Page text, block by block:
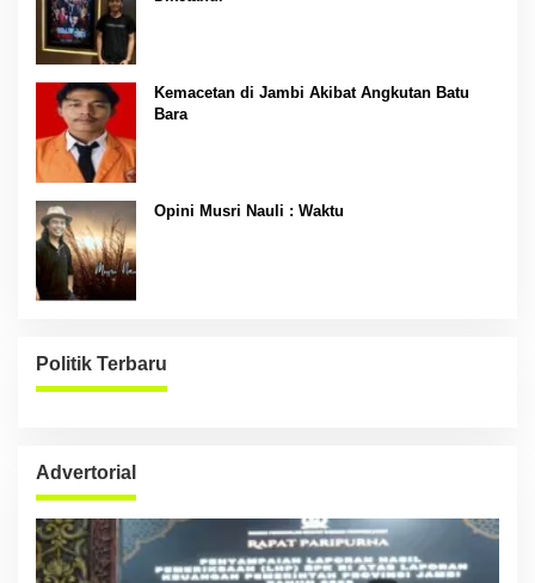
Kemacetan di Jambi Akibat Angkutan Batu
Bara
Opini Musri Nauli : Waktu
Politik Terbaru
Advertorial